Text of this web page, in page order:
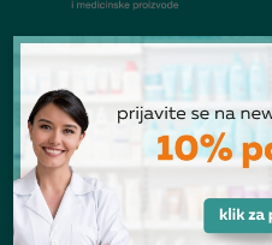
© Ljekarna Talan 2026